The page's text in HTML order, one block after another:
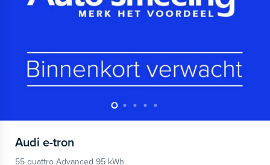
Audi e-tron
55 quattro Advanced 95 kWh